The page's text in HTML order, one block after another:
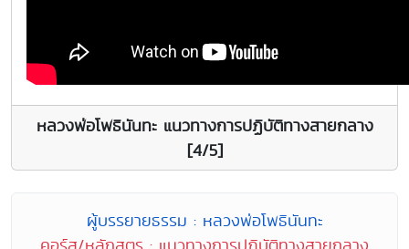
หลวงพ่อโพธินันทะ แนวทางการปฏิบัติทางสายกลาง
[4/5]
ผู้บรรยายธรรม : หลวงพ่อโพธินันทะ